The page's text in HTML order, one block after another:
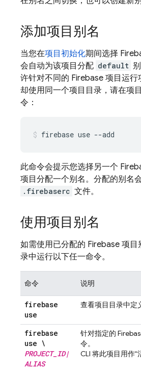
添加项目别名
当您在项目初始化期间选择
会自动为该项目分配 default
许针对不同的 Firebase 项目运
却使用同一个项目目录，请在项
令：
firebase use --add
此命令会提示您选择另一个
项目分配一个别名。分配的别名
.firebaserc 文件。
使用项目别名
如需使用已分配的 Firebase 项目
录中运行以下任一命令。
命令 说明
firebase
use
查看项目目录中定
firebase
use \
PROJECT_ ID|
ALIAS
针对指定的
令。
CLI 将此项目用作“